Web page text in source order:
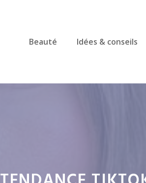
Beauté Idées & conseils